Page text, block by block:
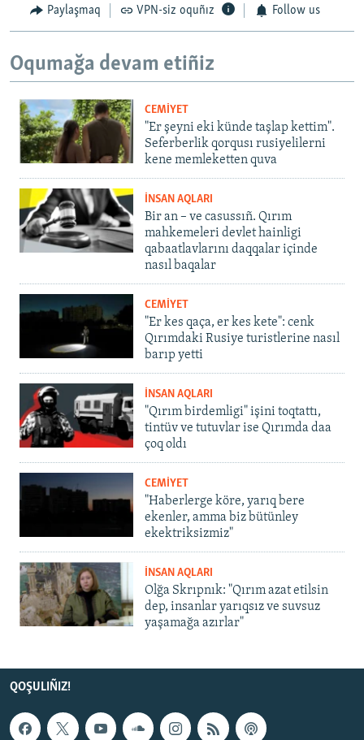
Paylaşmaq VPN-siz oquñız Follow us
Oqumağa devam etiñiz
CEMİYET
"Er şeyni eki künde taşlap kettim".
Seferberlik qorqusı rusiyelilerni
kene memleketten quva
İNSAN AQLARI
Bir an – ve casussıñ. Qırım
mahkemeleri devlet hainligi
qabaatlavlarını daqqalar içinde
nasıl baqalar
CEMİYET
"Er kes qaça, er kes kete": cenk
Qırımdaki Rusiye turistlerine nasıl
barıp yetti
İNSAN AQLARI
"Qırım birdemligi" işini toqtattı,
tintüv ve tutuvlar ise Qırımda daa
çoq oldı
CEMİYET
"Haberlerge köre, yarıq bere
ekenler, amma biz bütünley
ekektriksizmiz"
İNSAN AQLARI
Olğa Skrıpnık: "Qırım azat etilsin
dep, insanlar yarıqsız ve suvsuz
yaşamağa azırlar"
QOŞULIÑIZ!